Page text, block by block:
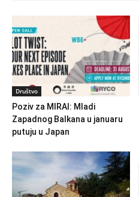
Društvo
Poziv za MIRAI: Mladi
Zapadnog Balkana u januaru
putuju u Japan